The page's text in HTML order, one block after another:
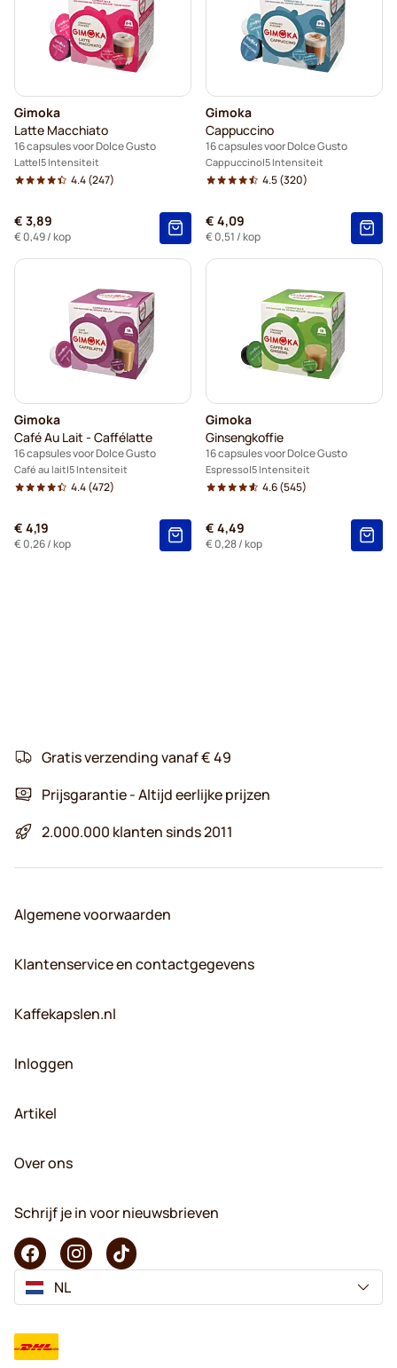
Gimoka
Latte Macchiato
16 capsules voor Dolce Gusto
Latte 5 Intensiteit
4.4(247)
€ 3,89
€ 0,49/ kop
Gimoka
Cappuccino
16 capsules voor Dolce Gusto
Cappuccino 5 Intensiteit
4.5(320)
€ 4,09
€ 0,51 / kop
Gimoka
Café Au Lait - Caffélatte
16 capsules voor Dolce Gusto
Café au lait 5 Intensiteit
4.4(472)
€ 4,19
€ 0,26/ kop
Gimoka
Ginsengkoffie
16 capsules voor Dolce Gusto
Espresso 5 Intensiteit
4.6(545)
€ 4,49
€ 0,28/ kop
Gratis verzending vanaf € 49
Prijsgarantie - Altijd eerlijke prijzen
2.000.000 klanten sinds 2011
Algemene voorwaarden
Klantenservice en contactgegevens
Kaffekapslen.nl
Inloggen
Artikel
Over ons
Schrijf je in voor nieuwsbrieven
NL